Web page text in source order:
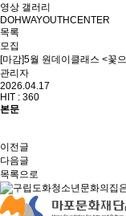
영상 갤러리
DOHWAYOUTHCENTER
목록
모집
[마감]5월 원데이클래스 <꽃
관리자
2026.04.17
HIT : 360
본문
이전글
다음글
목록으로